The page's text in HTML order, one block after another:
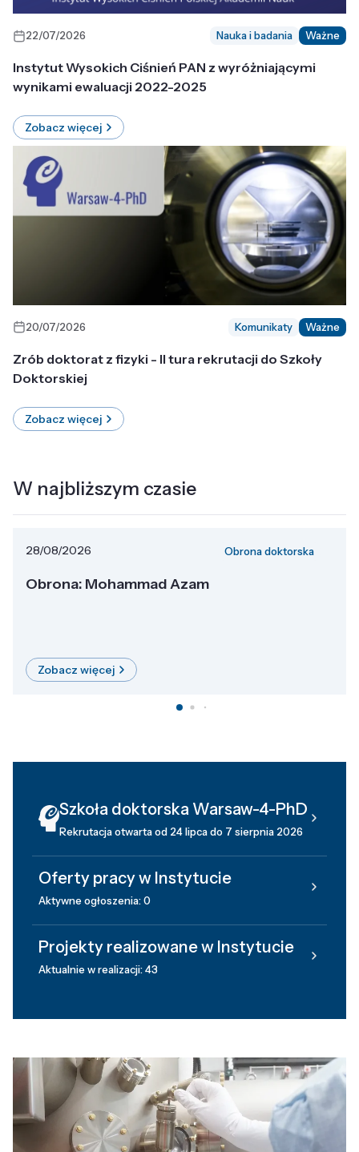
22/07/2026 Nauka i badania Ważne
Instytut Wysokich Ciśnień PAN z wyróżniającymi
wynikami ewaluacji 2022-2025
Zobacz więcej
20/07/2026 Komunikaty Ważne
Zrób doktorat z fizyki - II tura rekrutacji do Szkoły
Doktorskiej
Zobacz więcej
W najbliższym czasie
28/08/2026 Obrona doktorska
Obrona: Mohammad Azam
Zobacz więcej
Szkoła doktorska Warsaw-4-PhD
Rekrutacja otwarta od 24 lipca do 7 sierpnia 2026
Oferty pracy w Instytucie
Aktywne ogłoszenia: 0
Projekty realizowane w Instytucie
Aktualnie w realizacji: 43